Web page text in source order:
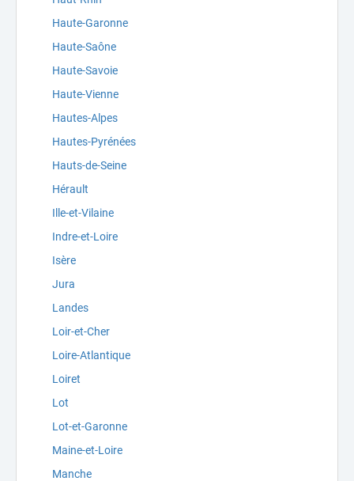
Haute-Garonne
Haute-Saône
Haute-Savoie
Haute-Vienne
Hautes-Alpes
Hautes-Pyrénées
Hauts-de-Seine
Hérault
Ille-et-Vilaine
Indre-et-Loire
Isère
Jura
Landes
Loir-et-Cher
Loire-Atlantique
Loiret
Lot
Lot-et-Garonne
Maine-et-Loire
Manche